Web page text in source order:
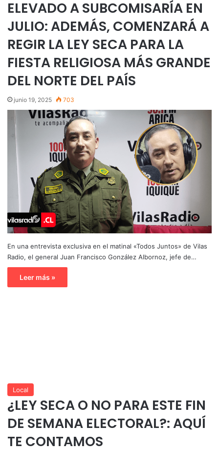
ELEVADO A SUBCOMISARÍA EN
JULIO: ADEMÁS, COMENZARÁ A
REGIR LA LEY SECA PARA LA
FIESTA RELIGIOSA MÁS GRANDE
DEL NORTE DEL PAÍS
junio 19, 2025 703
En una entrevista exclusiva en el matinal «Todos Juntos» de Vilas
Radio, el general Juan Francisco González Albornoz, jefe de…
Leer más »
Local
¿LEY SECA O NO PARA ESTE FIN
DE SEMANA ELECTORAL?: AQUÍ
TE CONTAMOS